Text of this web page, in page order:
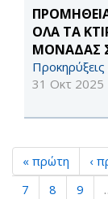
ΟΛΑ ΤΑ
ΜΟΝΑΔΑΣ
31 Οκτ 2025
« πρώτη ‹
7
8 9